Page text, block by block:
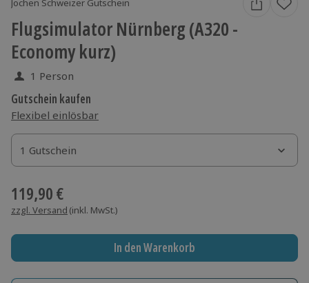
Jochen Schweizer Gutschein
Flugsimulator Nürnberg (A320 -
Economy kurz)
1 Person
Gutschein kaufen
Flexibel einlösbar
1 Gutschein
1 Gutschein
1 Gutschein
119,90 €
zzgl. Versand (inkl. MwSt.)
In den Warenkorb